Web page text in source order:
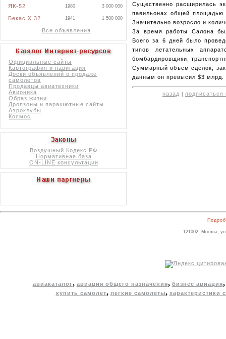
ЯК-52 1980 3 000 000
Бекас X 32 1941 1 500 000
Все объявления
Официальные сайты
Картография и навигация
Доски объявлений о продаже
самолетов
Продавцы авиатехники
Авионика
Образ жизни
Дропзоны и парашютные сайты
Аэроклубы
Космос
Воздушный Кодекс РФ
Нормативная база
ON-LINE консультации
Существенно расширилась
павильонах общей
Значительно возросло и
За время работы Салона
Всего за 6 дней было
типов летательных
бомбардировщики,
Суммарный объем сделок,
данным он превысил $3 млрд.
назад подписаться
121002, Москва,
авиакаталог, авиация общего назначения, бизнес авиация
купить самолет, легкие самолеты, характеристики